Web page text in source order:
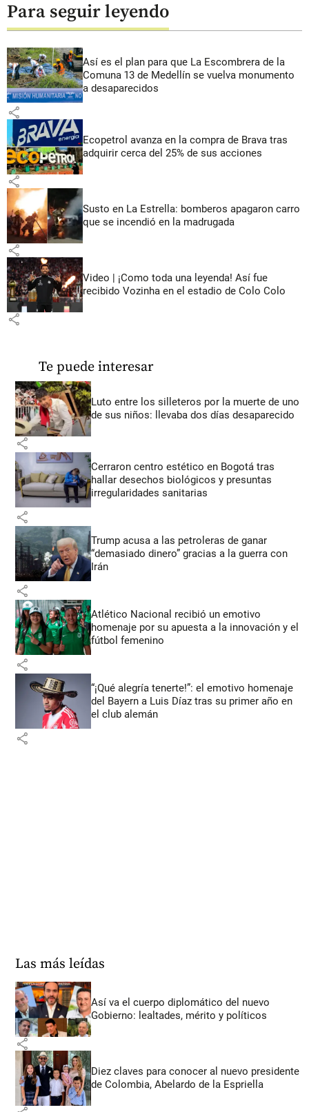
Para seguir leyendo
Así es el plan para que La Escombrera de la
Comuna 13 de Medellín se vuelva monumento
a desaparecidos
share
Ecopetrol avanza en la compra de Brava tras
adquirir cerca del 25% de sus acciones
share
Susto en La Estrella: bomberos apagaron carro
que se incendió en la madrugada
share
Video | ¡Como toda una leyenda! Así fue
recibido Vozinha en el estadio de Colo Colo
share
Te puede interesar
Luto entre los silleteros por la muerte de uno
de sus niños: llevaba dos días desaparecido
share
Cerraron centro estético en Bogotá tras
hallar desechos biológicos y presuntas
irregularidades sanitarias
share
Trump acusa a las petroleras de ganar
“demasiado dinero” gracias a la guerra con
Irán
share
Atlético Nacional recibió un emotivo
homenaje por su apuesta a la innovación y el
fútbol femenino
share
“¡Qué alegría tenerte!”: el emotivo homenaje
del Bayern a Luis Díaz tras su primer año en
el club alemán
share
Las más leídas
Así va el cuerpo diplomático del nuevo
Gobierno: lealtades, mérito y políticos
share
Diez claves para conocer al nuevo presidente
de Colombia, Abelardo de la Espriella